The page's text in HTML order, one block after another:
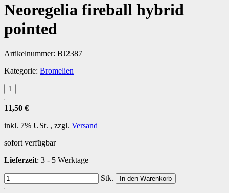
Neoregelia fireball hybrid
pointed
Artikelnummer: BJ2387
Kategorie: Bromelien
11,50 €
inkl. 7% USt. , zzgl. Versand
sofort verfügbar
Lieferzeit: 3 - 5 Werktage
Stk. In den Warenkorb